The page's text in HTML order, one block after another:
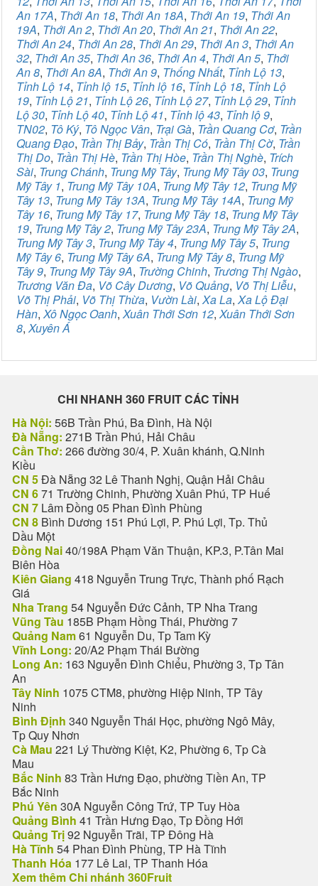
An 17A, Thới An 18, Thới An 18A, Thới An 19, Thới An
19A, Thới An 2, Thới An 20, Thới An 21, Thới An 22,
Thới An 24, Thới An 28, Thới An 29, Thới An 3, Thới An
32, Thới An 35, Thới An 36, Thới An 4, Thới An 5, Thới
An 8, Thới An 8A, Thới An 9, Thống Nhất, Tỉnh Lộ 13,
Tỉnh Lộ 14, Tỉnh lộ 15, Tỉnh lộ 16, Tỉnh Lộ 18, Tỉnh Lộ
19, Tỉnh Lộ 21, Tỉnh Lộ 26, Tỉnh Lộ 27, Tỉnh Lộ 29, Tỉnh
Lộ 30, Tỉnh Lộ 40, Tỉnh Lộ 41, Tỉnh lộ 43, Tỉnh lộ 9,
TN02, Tô Ký, Tô Ngọc Vân, Trại Gà, Trần Quang Cơ, Trần
Quang Đạo, Trần Thị Bảy, Trần Thị Có, Trần Thị Cờ, Trần
Thị Do, Trần Thị Hè, Trần Thị Hòe, Trần Thị Nghè, Trích
Sài, Trung Chánh, Trung Mỹ Tây, Trung Mỹ Tây 03, Trung
Mỹ Tây 1, Trung Mỹ Tây 10A, Trung Mỹ Tây 12, Trung Mỹ
Tây 13, Trung Mỹ Tây 13A, Trung Mỹ Tây 14A, Trung Mỹ
Tây 16, Trung Mỹ Tây 17, Trung Mỹ Tây 18, Trung Mỹ Tây
19, Trung Mỹ Tây 2, Trung Mỹ Tây 23A, Trung Mỹ Tây 2A,
Trung Mỹ Tây 3, Trung Mỹ Tây 4, Trung Mỹ Tây 5, Trung
Mỹ Tây 6, Trung Mỹ Tây 6A, Trung Mỹ Tây 8, Trung Mỹ
Tây 9, Trung Mỹ Tây 9A, Trường Chinh, Trương Thị Ngào,
Trương Văn Đa, Võ Cây Dương, Võ Quảng, Võ Thị Liễu,
Võ Thị Phải, Võ Thị Thừa, Vườn Lài,Xa La,Xa Lộ Đại
Hàn,Xô Ngọc Oanh,Xuân Thới Sơn 12,Xuân Thới Sơn
8,Xuyên Á
CHI NHANH 360 FRUIT CÁC TỈNH
Hà Nội: 56B Trần Phú, Ba Đình, Hà Nội
Đà Nẵng: 271B Trần Phú, Hải Châu
Cần Thơ: 266 đường 30/4, P. Xuân khánh, Q.Ninh
Kiều
CN 5Đà Nẵng 32 Lê Thanh Nghị, Quận Hải Châu
CN 671 Trường Chinh, Phường Xuân Phú, TP Huế
CN 7 Lâm Đồng 05 Phan Đình Phùng
CN 8 Bình Dương 151 Phú Lợi, P. Phú Lợi, Tp. Thủ
Dầu Một
Đồng Nai40/198A Phạm Văn Thuận, KP.3, P.Tân Mai
Biên Hòa
Kiên Giang 418 Nguyễn Trung Trực, Thành phố Rạch
Giá
Nha Trang 54 Nguyễn Đức Cảnh, TP Nha Trang
Vũng Tàu 185B Phạm Hồng Thái, Phường 7
Quảng Nam61 Nguyễn Du, Tp Tam Kỳ
Vĩnh Long: 20/A2 Phạm Thái Bường
Long An: 163 Nguyễn Đình Chiểu, Phường 3, Tp Tân
An
Tây Ninh 1075 CTM8, phường Hiệp Ninh, TP Tây
Ninh
Bình Định 340 Nguyễn Thái Học, phường Ngô Mây,
Tp Quy Nhơn
Cà Mau 221 Lý Thường Kiệt, K2, Phường 6, Tp Cà
Mau
Bắc Ninh 83 Trần Hưng Đạo, phường Tiền An, TP
Bắc Ninh
Phú Yên 30A Nguyễn Công Trứ, TP Tuy Hòa
Quảng Bình 41 Trần Hưng Đạo, Tp Đồng Hới
Quảng Trị92 Nguyễn Trãi, TP Đông Hà
Hà Tĩnh 54 Phan Đình Phùng, TP Hà Tĩnh
Thanh Hóa 177 Lê Lai, TP Thanh Hóa
Xem thêm Chi nhánh 360Fruit